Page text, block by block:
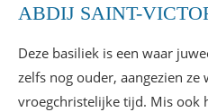
ABDIJ SAINT-
Deze basiliek is een waar
zelfs nog ouder, aangezien
vroegchristelijke tijd. Mis ook